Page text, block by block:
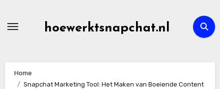
hoewerktsnapchat.nl
Home
Snapchat Marketing Tool: Het Maken van Boeiende Content